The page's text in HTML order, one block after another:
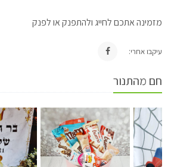
מזמינה אתכם לחייג ולהתפנק או לפנק
עיקבו אחרי:
חם מהתנור